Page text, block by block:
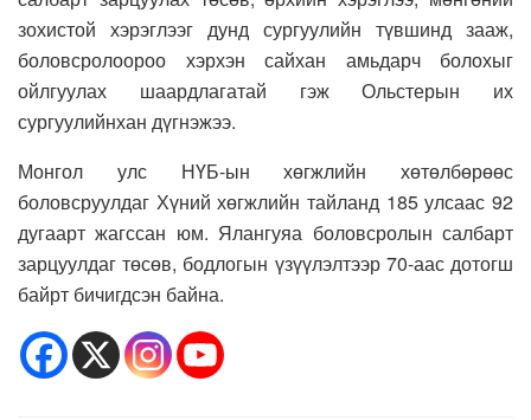
зохистой хэрэглээг дунд сургуулийн түвшинд зааж,
боловсролоороо хэрхэн сайхан амьдарч болохыг
ойлгуулах шаардлагатай гэж Ольстерын их
сургуулийнхан дүгнэжээ.
Монгол улс НҮБ-ын хөгжлийн хөтөлбөрөөс
боловсруулдаг Хүний хөгжлийн тайланд 185 улсаас 92
дугаарт жагссан юм. Ялангуяа боловсролын салбарт
зарцуулдаг төсөв, бодлогын үзүүлэлтээр 70-аас дотогш
байрт бичигдсэн байна.